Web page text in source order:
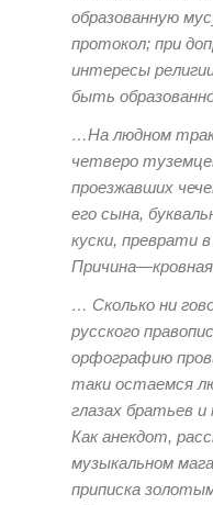
образованную
протокол; при
интересы
быть
…На людном
четверо
проезжавших
его сына,
куски, преврати
… Сколько ни
русского
орфографию
таки остаемся
глазах братьев
Как анекдот,
музыкальном
приписка